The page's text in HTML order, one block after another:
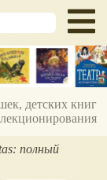
детских книг
полный